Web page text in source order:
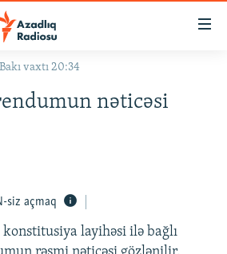
vaxtı 20:34
nəticəsi
siz açmaq
layihəsi ilə bağlı